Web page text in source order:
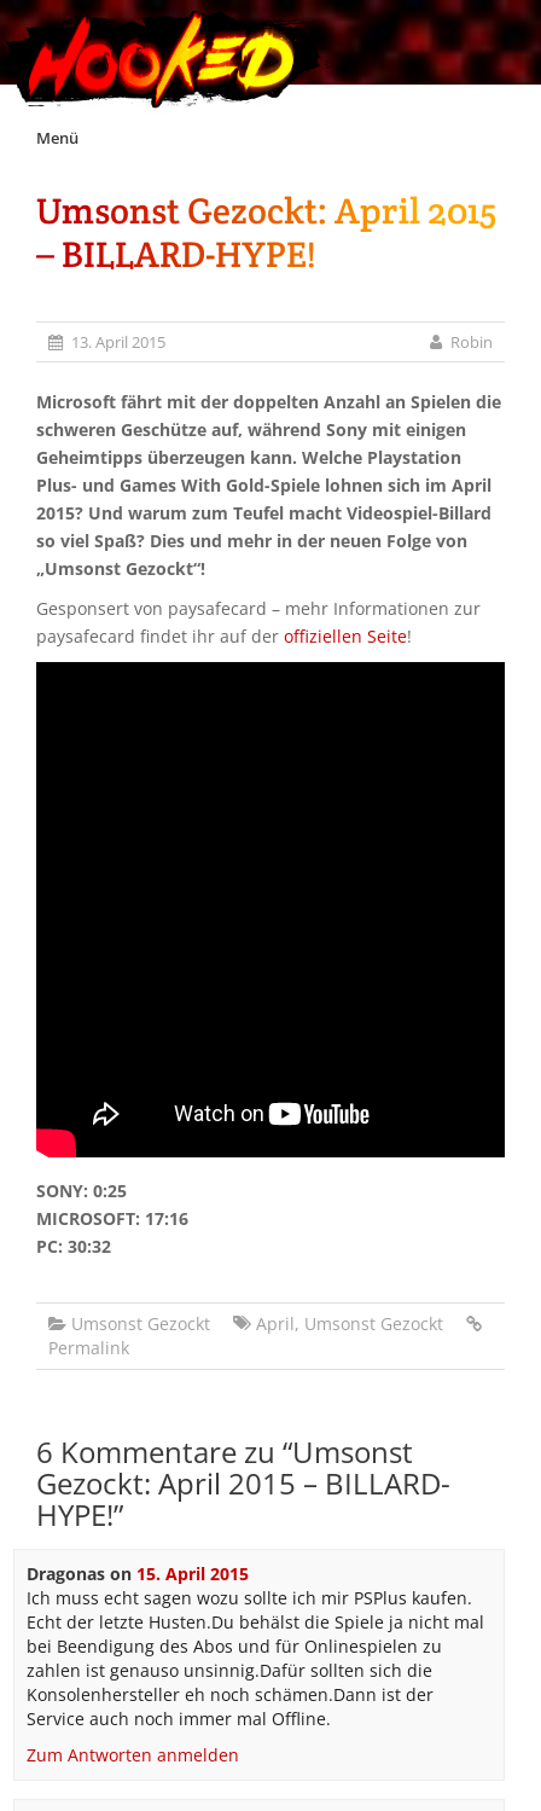
Skip
Menü
Unterstützt Hooked!
Impressum
Jobs
Discord
Umsonst Gezockt: April 2015
– BILLARD-HYPE!
13. April 2015 Robin
Microsoft fährt mit der doppelten Anzahl an Spielen die
schweren Geschütze auf, während Sony mit einigen
Geheimtipps überzeugen kann. Welche Playstation
Plus- und Games With Gold-Spiele lohnen sich im April
2015? Und warum zum Teufel macht Videospiel-Billard
so viel Spaß? Dies und mehr in der neuen Folge von
„Umsonst Gezockt“!
Gesponsert von paysafecard – mehr Informationen zur
paysafecard findet ihr auf der offiziellen Seite!
SONY: 0:25
MICROSOFT: 17:16
PC: 30:32
Umsonst Gezockt April, Umsonst Gezockt
Permalink
6 Kommentare zu “Umsonst
Gezockt: April 2015 – BILLARD-
HYPE!”
Dragonason 15. April 2015
Ich muss echt sagen wozu sollte ich mir PSPlus kaufen.
Echt der letzte Husten.Du behälst die Spiele ja nicht mal
bei Beendigung des Abos und für Onlinespielen zu
zahlen ist genauso unsinnig.Dafür sollten sich die
Konsolenhersteller eh noch schämen.Dann ist der
Service auch noch immer mal Offline.
Zum Antworten anmelden